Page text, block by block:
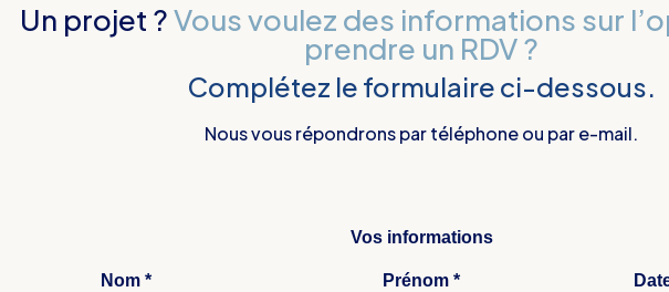
Un projet ?Vous voulez des informations sur
prendre un RDV ?
Complétez le formulaire ci-dessous.
Nous vous répondrons par téléphone ou par e-mail.
Vos informations
Nom * Prénom *